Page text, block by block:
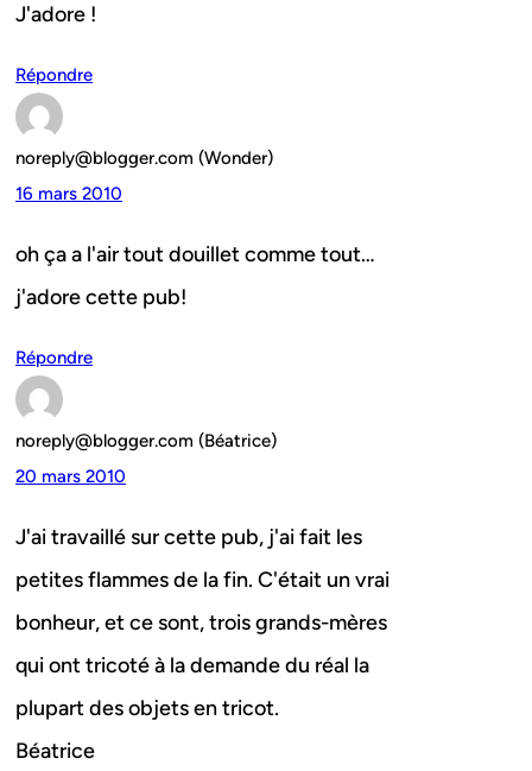
J'adore !
Répondre
noreply@blogger.com (Wonder)
16 mars 2010
oh ça a l'air tout douillet comme tout…
j'adore cette pub!
Répondre
noreply@blogger.com (Béatrice)
20 mars 2010
J'ai travaillé sur cette pub, j'ai fait les
petites flammes de la fin. C'était un vrai
bonheur, et ce sont, trois grands-mères
qui ont tricoté à la demande du réal la
plupart des objets en tricot.
Béatrice